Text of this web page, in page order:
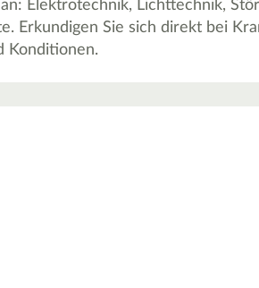
Elektrotechnik, Lichttechnik,
Erkundigen Sie sich direkt bei
Konditionen.